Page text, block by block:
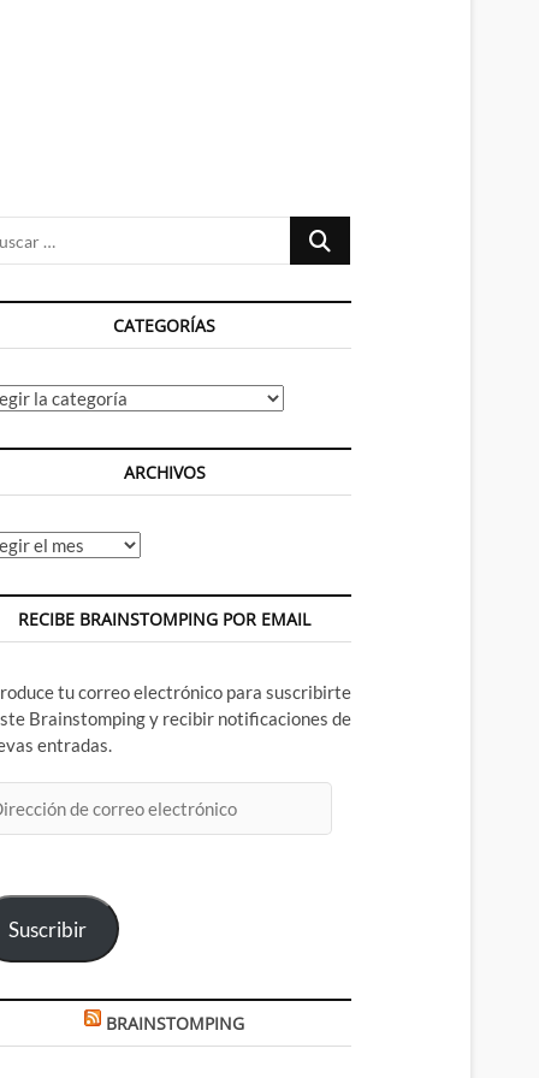
Buscar
CATEGORÍAS
ARCHIVOS
RECIBE BRAINSTOMPING POR EMAIL
tu correo electrónico para suscribirte
Brainstomping y recibir notificaciones de
entradas.
Suscribir
BRAINSTOMPING